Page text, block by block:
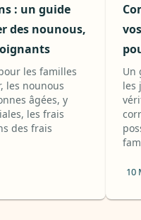
: un guide
des nounous,
les familles
les nounous
âgées, y
les frais
des frais
Un
les
10